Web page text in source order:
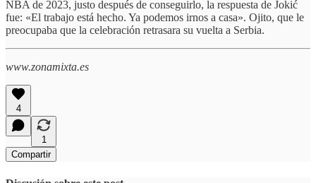
NBA de 2023, justo después de conseguirlo, la respuesta de Jokić
fue: «El trabajo está hecho. Ya podemos irnos a casa». Ojito, que le
preocupaba que la celebración retrasara su vuelta a Serbia.
www.zonamixta.es
4
1
Compartir